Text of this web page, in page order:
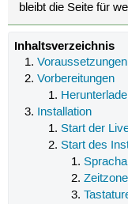
bleibt die Seite für
Inhaltsverzeichnis
Voraussetzungen
Vorbereitungen
Installation
Start der
Start des
Zeitzone